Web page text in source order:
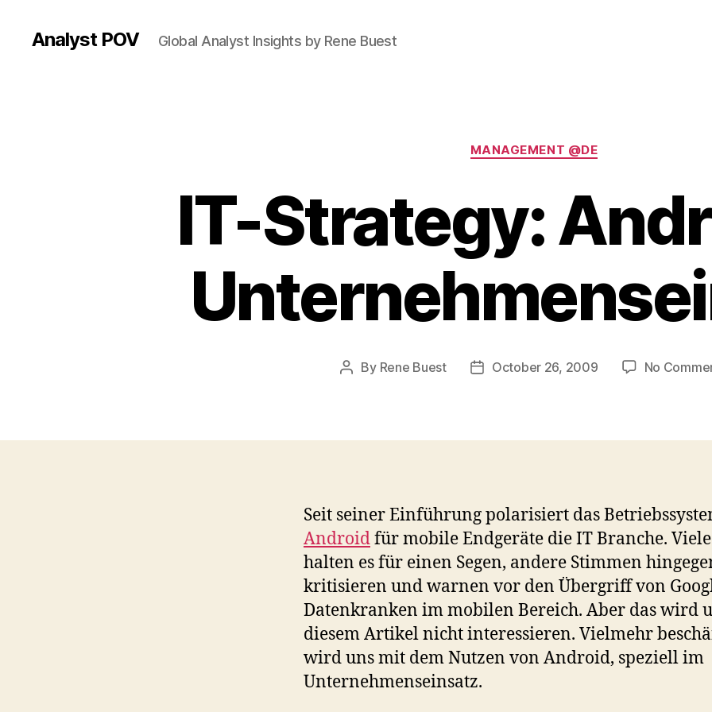
Analyst POV Global Analyst Insights by Rene Buest
Categories
MANAGEMENT @DE
IT-Strategy:
Post
By Rene Buest
PostOctober 26, 2009 No
Seit seiner Einführung polarisiert das
Androidfür mobile Endgeräte die IT Branche. Viele
halten es für einen Segen, andere Stimmen
kritisieren und warnen vor den Übergriff von
Datenkranken im mobilen Bereich. Aber das wird
diesem Artikel nicht interessieren. Vielmehr
wird uns mit dem Nutzen von Android, speziell im
Unternehmenseinsatz.